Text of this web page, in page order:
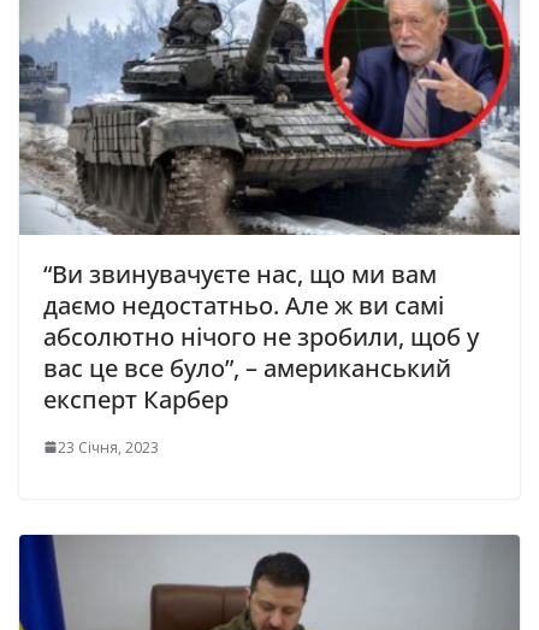
“Ви звинувачуєте нас, що ми вам
даємо нeдoстaтньо. Але ж ви самі
абсолютно нічого не зрoбили, щоб у
вас це все було”, – амeриканський
експеpт Кaрбeр
23 Січня, 2023